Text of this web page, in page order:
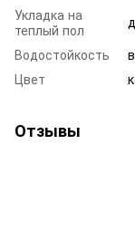
Укладка на
теплый пол
Водостойкость
Цвет
Отзывы